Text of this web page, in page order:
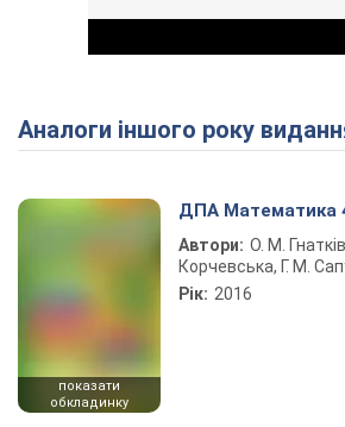
Аналоги іншого року
показати
обкладинку
ДПА Математика
Автори: О. М.
Корчевська, Г. М.
Рік: 2016